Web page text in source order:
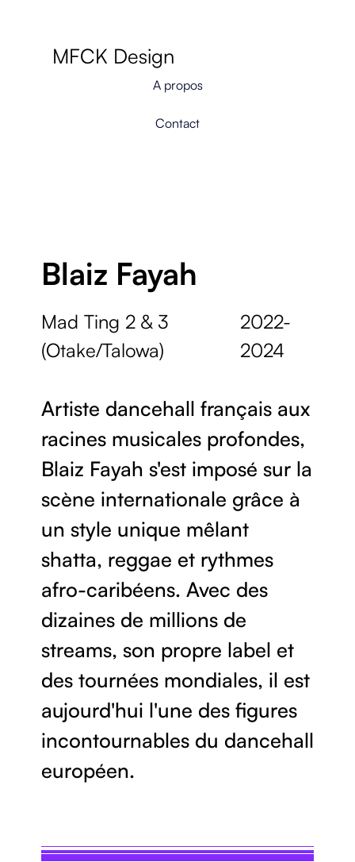
MFCK Design
A propos
Contact
Blaiz Fayah
Mad Ting 2 & 3
(Otake/Talowa)
2022-
2024
Artiste dancehall français aux
racines musicales profondes,
Blaiz Fayah s'est imposé sur la
scène internationale grâce à
un style unique mêlant
shatta, reggae et rythmes
afro-caribéens. Avec des
dizaines de millions de
streams, son propre label et
des tournées mondiales, il est
aujourd'hui l'une des figures
incontournables du dancehall
européen.